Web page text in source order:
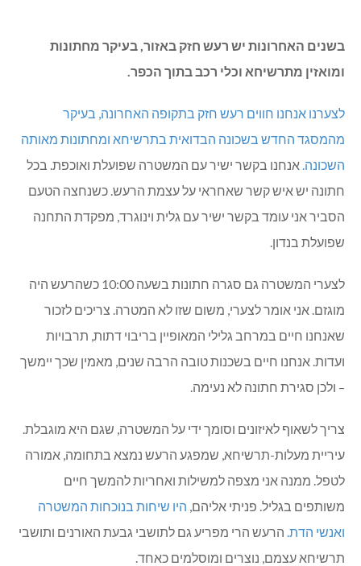
בשנים האחרונות יש רעש חזק באזור, בעיקר מחתונות
ומואזין מתרשיחא וכלי רכב בתוך הכפר.
לצערנו אנחנו חווים רעש חזק בתקופה האחרונה, בעיקר
מהמסגד החדש בשכונה הבדואית בתרשיחא ומחתונות מאותה
השכונה. אנחנו בקשר ישיר עם המשטרה שפועלת ואוכפת. בכל
חתונה יש איש קשר שאחראי על עצמת הרעש. כשנחצה הטעם
הסביר אני עומד בקשר ישיר עם גלית וינוגרד, מפקדת התחנה
שפועלת בנדון.
לצערי המשטרה גם סגרה חתונות בשעה 10:00 כשהרעש היה
מוגזם. אני אומר לצערי, משום שזו לא המטרה. צריכים לזכור
שאנחנו חיים במרחב גלילי המאופיין בריבוי דתות, תרבויות
ועדות. אנחנו חיים בשכנות טובה הרבה שנים, מאמין שכך יימשך
– ולכן סגירת חתונה לא נעימה.
צריך לשאוף לאיזונים וסומך ידי על המשטרה, שגם היא מוגבלת.
עיריית מעלות-תרשיחא, שמפגע הרעש נמצא בתחומה, אמורה
לטפל. ממנה אני מצפה למשילות ואחריות להמשך חיים
משותפים בגליל. פניתי אליהם, היו שיחות בנוכחות המשטרה
ואנשי הדת. הרעש הרי מפריע גם לתושבי גבעת האורנים ותושבי
תרשיחא עצמם, נוצרים ומוסלמים כאחד.